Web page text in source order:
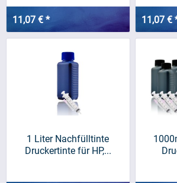
11,07 € * 11,07 €
1 Liter Nachfülltinte
Druckertinte für HP,...